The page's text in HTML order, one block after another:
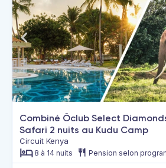
Combiné Ôclub Select
Safari 2 nuits au Kudu Camp
Circuit Kenya
8 à 14 nuits Pension selon